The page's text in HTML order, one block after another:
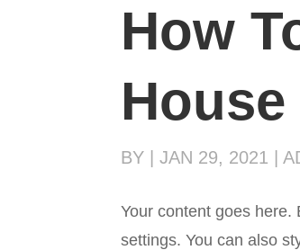
How
House
BY |JAN 29, 2021 |
Your content goes
settings. You can also